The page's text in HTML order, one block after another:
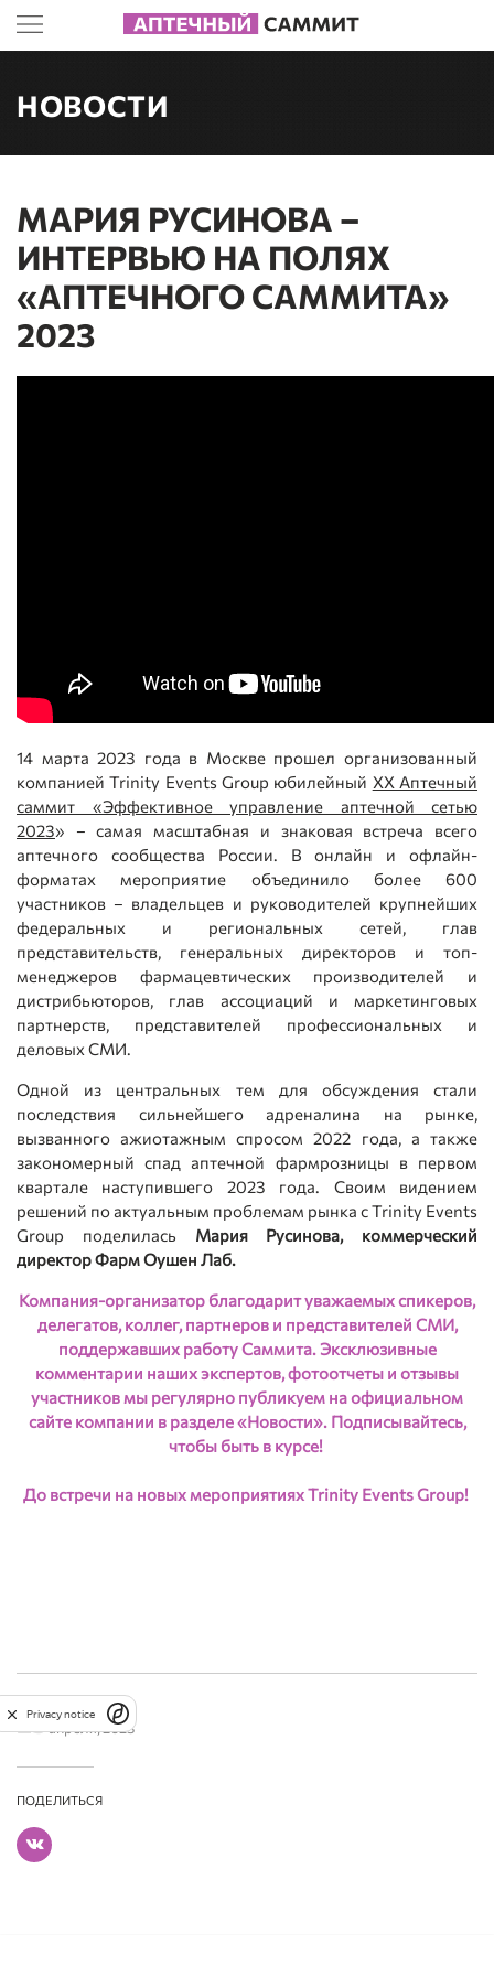
НОВОСТИ
МАРИЯ РУСИНОВА –
ИНТЕРВЬЮ НА ПОЛЯХ
«АПТЕЧНОГО САММИТА»
2023
14 марта 2023 года в Москве прошел организованный
компанией Trinity Events Group юбилейный XX Аптечный
саммит «Эффективное управление аптечной сетью
2023» – самая масштабная и знаковая встреча всего
аптечного сообщества России. В онлайн и офлайн-
форматах мероприятие объединило более 600
участников – владельцев и руководителей крупнейших
федеральных и региональных сетей, глав
представительств, генеральных директоров и топ-
менеджеров фармацевтических производителей и
дистрибьюторов, глав ассоциаций и маркетинговых
партнерств, представителей профессиональных и
деловых СМИ.
Одной из центральных тем для обсуждения стали
последствия сильнейшего адреналина на рынке,
вызванного ажиотажным спросом 2022 года, а также
закономерный спад аптечной фармрозницы в первом
квартале наступившего 2023 года. Своим видением
решений по актуальным проблемам рынка с Trinity Events
Group поделилась Мария Русинова, коммерческий
директор Фарм Оушен Лаб.
Компания-организатор благодарит уважаемых спикеров,
делегатов, коллег, партнеров и представителей СМИ,
поддержавших работу Саммита. Эксклюзивные
комментарии наших экспертов, фотоотчеты и отзывы
участников мы регулярно публикуем на официальном
сайте компании в разделе «Новости». Подписывайтесь,
чтобы быть в курсе!
До встречи на новых мероприятиях Trinity Events Group!
25апреля, 2023
ПОДЕЛИТЬСЯ
Privacy notice